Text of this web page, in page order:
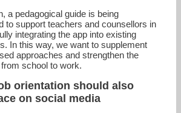
a pedagogical guide is being
to support teachers and counsellors in
integrating the app into existing
In this way, we want to supplement
approaches and strengthen the
school to work.
orientation should also
on social media